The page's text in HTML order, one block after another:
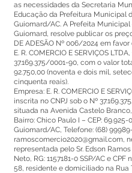
as necessidades da Secretaria
Educação da Prefeitura Municipal
Guiomard/AC. A Prefeita Municipal
Guiomard, resolve publicar os
DE ADESÃO Nº 006/2024 em favor
E. R. COMERCIO E SERVIÇOS LTDA,
37.169.375/0001-90, com o valor
92.750,00 (noventa e dois mil,
cinquenta reais).
Empresa: E. R. COMERCIO E
inscrita no CNPJ sob o Nº 37.169.375
situada na Avenida Castelo Branco,
Bairro: Chico Paulo I – CEP: 69.925-
Guiomard/AC, Telefone: (68)
ramoscomercio2020@gmail.com,
representada pelo Sr. Edson
Neto, RG: 1157181-0 SSP/AC e CPF
58, residente e domiciliado na Rua